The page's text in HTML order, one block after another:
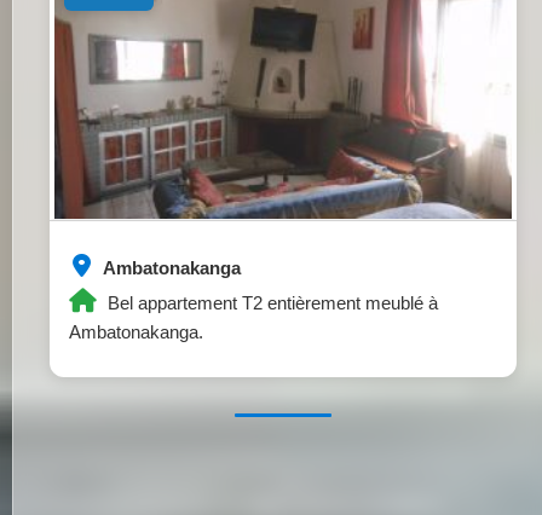
Ambatonakanga
Bel appartement T2 entièrement meublé à
Ambatonakanga.